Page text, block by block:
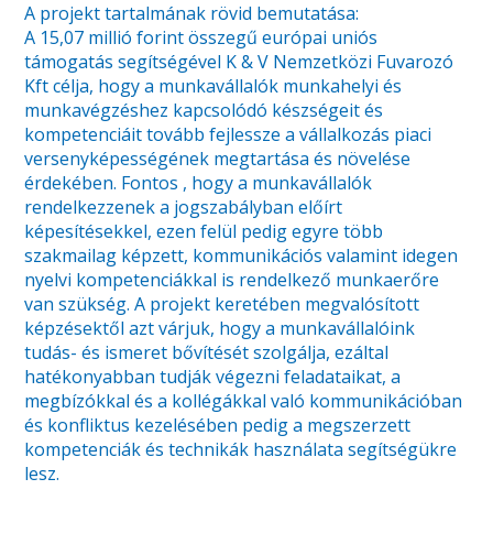
A projekt tartalmának rövid bemutatása:
A 15,07 millió forint összegű európai uniós
támogatás segítségével K & V Nemzetközi Fuvarozó
Kft célja, hogy a munkavállalók munkahelyi és
munkavégzéshez kapcsolódó készségeit és
kompetenciáit tovább fejlessze a vállalkozás piaci
versenyképességének megtartása és növelése
érdekében. Fontos , hogy a munkavállalók
rendelkezzenek a jogszabályban előírt
képesítésekkel, ezen felül pedig egyre több
szakmailag képzett, kommunikációs valamint idegen
nyelvi kompetenciákkal is rendelkező munkaerőre
van szükség. A projekt keretében megvalósított
képzésektől azt várjuk, hogy a munkavállalóink
tudás- és ismeret bővítését szolgálja, ezáltal
hatékonyabban tudják végezni feladataikat, a
megbízókkal és a kollégákkal való kommunikációban
és konfliktus kezelésében pedig a megszerzett
kompetenciák és technikák használata segítségükre
lesz.